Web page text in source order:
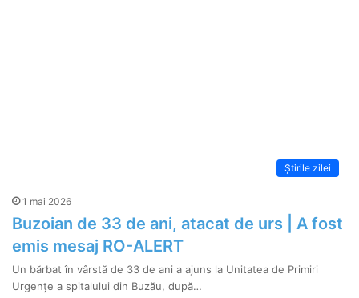
Știrile zilei
1 mai 2026
Buzoian de 33 de ani, atacat de urs | A fost
emis mesaj RO-ALERT
Un bărbat în vârstă de 33 de ani a ajuns la Unitatea de Primiri
Urgențe a spitalului din Buzău, după…